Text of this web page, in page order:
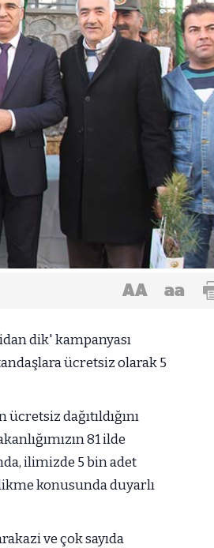
AA aa
dik' kampanyası
ücretsiz olarak 5
dağıtıldığını
81 ilde
ilimizde 5 bin adet
konusunda duyarlı
ve çok sayıda